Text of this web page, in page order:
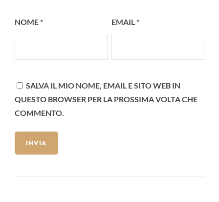
NOME* EMAIL*
SALVA IL MIO NOME, EMAIL E SITO WEB IN
QUESTO BROWSER PER LA PROSSIMA VOLTA CHE
COMMENTO.